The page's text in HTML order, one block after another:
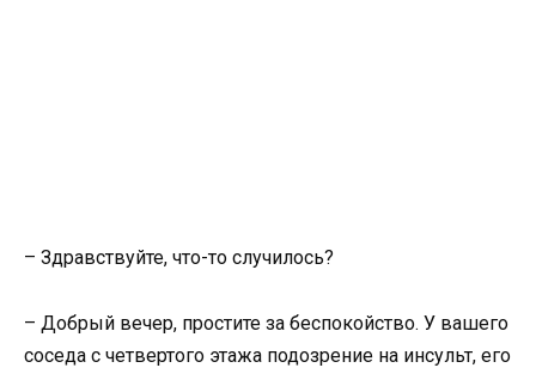
– Здравствуйте, что-то случилось?
– Добрый вечер, простите за беспокойство. У вашего
соседа с четвертого этажа подозрение на инсульт, его